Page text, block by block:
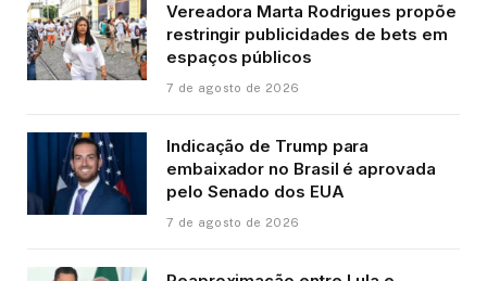
Vereadora Marta Rodrigues propõe
restringir publicidades de bets em
espaços públicos
7 de agosto de 2026
Indicação de Trump para
embaixador no Brasil é aprovada
pelo Senado dos EUA
7 de agosto de 2026